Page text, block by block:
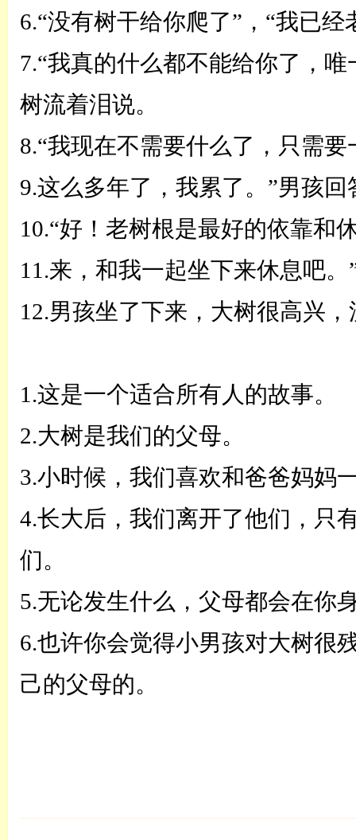
6.“没有树干给你爬了”，“我已
7.“我真的什么都不能给你了，
树流着泪说。
8.“我现在不需要什么了，只需
9.这么多年了，我累了。”男孩回
10.“好！老树根是最好的依靠和
11.来，和我一起坐下来休息吧。
12.男孩坐了下来，大树很高兴
1.这是一个适合所有人的故事。
2.大树是我们的父母。
3.小时候，我们喜欢和爸爸妈妈
4.长大后，我们离开了他们，只
们。
5.无论发生什么，父母都会在你
6.也许你会觉得小男孩对大树很
己的父母的。